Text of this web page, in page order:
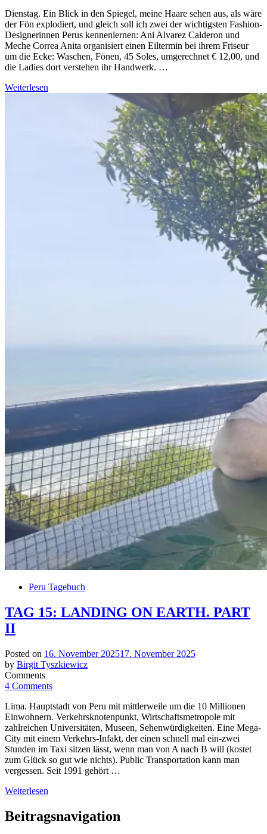
Dienstag. Ein Blick in den Spiegel, meine Haare sehen aus, als wäre
der Fön explodiert, und gleich soll ich zwei der wichtigsten Fashion-
Designerinnen Perus kennenlernen: Ani Alvarez Calderon und
Meche Correa Anita organisiert einen Eiltermin bei ihrem Friseur
um die Ecke: Waschen, Fönen, 45 Soles, umgerechnet € 12,00, und
die Ladies dort verstehen ihr Handwerk. …
Weiterlesen
Peru Tagebuch
TAG 15: LANDING ON EARTH. PART
II
Posted on 16. November 202517. November 2025
by Birgit Tyszkiewicz
Comments
4 Comments
Lima. Hauptstadt von Peru mit mittlerweile um die 10 Millionen
Einwohnern. Verkehrsknotenpunkt, Wirtschaftsmetropole mit
zahlreichen Universitäten, Museen, Sehenwürdigkeiten. Eine Mega-
City mit einem Verkehrs-Infakt, der einen schnell mal ein-zwei
Stunden im Taxi sitzen lässt, wenn man von A nach B will (kostet
zum Glück so gut wie nichts). Public Transportation kann man
vergessen. Seit 1991 gehört …
Weiterlesen
Beitragsnavigation